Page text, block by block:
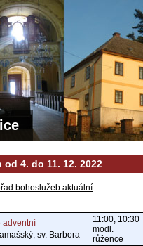
4. do 11. 12. 2022
bohoslužeb aktuální
adventní
sv. Barbora
11:00, 10:30
modl.
růžence